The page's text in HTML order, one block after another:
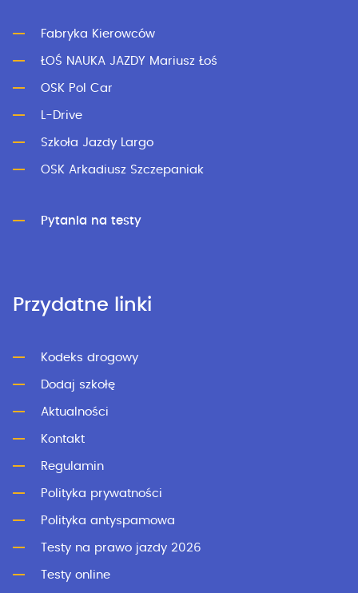
Fabryka Kierowców
ŁOŚ NAUKA JAZDY Mariusz Łoś
OSK Pol Car
L-Drive
Szkoła Jazdy Largo
OSK Arkadiusz Szczepaniak
Pytania na testy
Przydatne linki
Kodeks drogowy
Dodaj szkołę
Aktualności
Kontakt
Regulamin
Polityka prywatności
Polityka antyspamowa
Testy na prawo jazdy 2026
Testy online